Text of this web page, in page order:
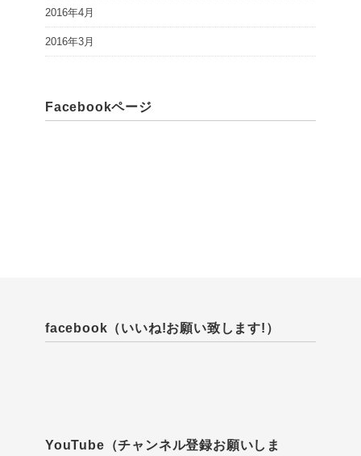
2016年4月
2016年3月
Facebookページ
facebook（いいね!お願い致します!）
YouTube（チャンネル登録お願いしま